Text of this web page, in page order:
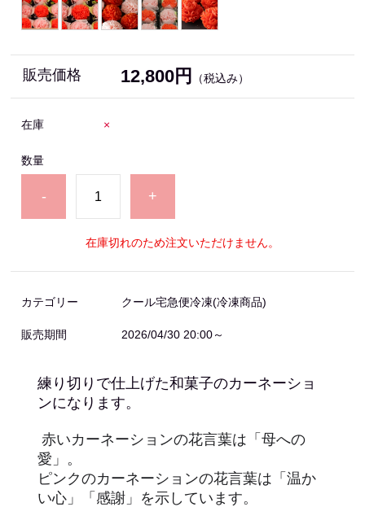
販売価格 12,800円 （税込み）
在庫 ×
数量
- +
在庫切れのため注文いただけません。
カテゴリー クール宅急便冷凍(冷凍商品)
販売期間 2026/04/30 20:00～
練り切りで仕上げた和菓子のカーネーショ
ンになります。
赤いカーネーションの花言葉は「母への
愛」。
ピンクのカーネーションの花言葉は「温か
い心」「感謝」を示しています。